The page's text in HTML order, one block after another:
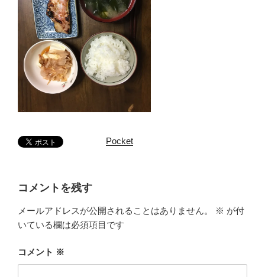
Pocket
コメントを残す
メールアドレスが公開されることはありません。 ※ が付
いている欄は必須項目です
コメント ※